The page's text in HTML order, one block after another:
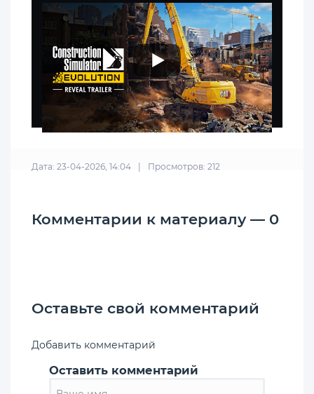
Дата: 23-04-2026, 14:04 Просмотров: 212
Комментарии к материалу — 0
Оставьте свой комментарий
Добавить комментарий
Оставить комментарий